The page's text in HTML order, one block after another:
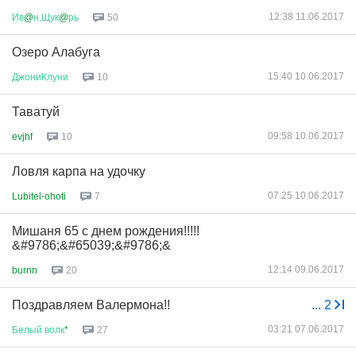
Ив@н Щук@рь 50 12:38 11.06.2017
Озеро Алабуга
ДжониКлуни 10 15:40 10.06.2017
Таватуй
evjhf 10 09:58 10.06.2017
Ловля карпа на удочку
Lubitel-ohoti 7 07:25 10.06.2017
Мишаня 65 с днем рождения!!!!!
&#9786;&#65039;&#9786;&
burnn 20 12:14 09.06.2017
... 2
Поздравляем Валермона!!
Белый волк* 27 03:21 07.06.2017